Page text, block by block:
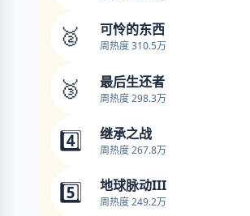
🥈 可怜的东西
周热度 310.5万
🥉 最后生还者
周热度 298.3万
4️⃣ 继承之战
周热度 267.8万
5️⃣ 地球脉动III
周热度 249.2万